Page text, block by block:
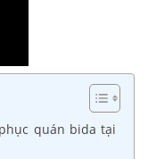
quán bida tại